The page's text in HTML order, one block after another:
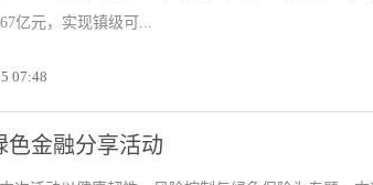
亿元，实现镇级可...
07:48
色金融分享活动